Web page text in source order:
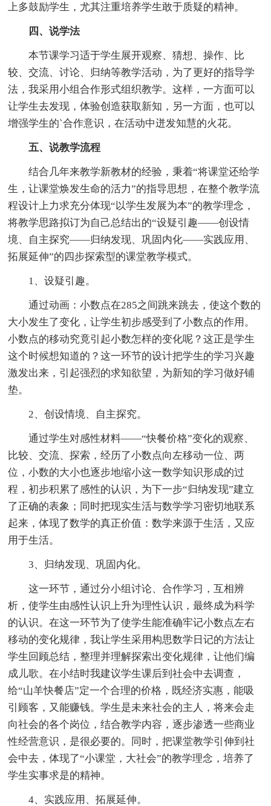
上多鼓励学生，尤其注重培养学生敢于质疑的精神。
四、说学法
本节课学习适于学生展开观察、猜想、操作、比
较、交流、讨论、归纳等教学活动，为了更好的指导学
法，我采用小组合作形式组织教学。这样，一方面可以
让学生去发现，体验创造获取新知，另一方面，也可以
增强学生的`合作意识，在活动中迸发知慧的火花。
五、说教学流程
结合几年来教学新教材的经验，秉着“将课堂还给学
生，让课堂焕发生命的活力”的指导思想，在整个教学流
程设计上力求充分体现“以学生发展为本”的教学理念，
将教学思路拟订为自己总结出的“设疑引趣——创设情
境、自主探究——归纳发现、巩固内化——实践应用、
拓展延伸”的四步探索型的课堂教学模式。
1、设疑引趣。
通过动画：小数点在285之间跳来跳去，使这个数的
大小发生了变化，让学生初步感受到了小数点的作用。
小数点的移动究竟引起小数怎样的变化呢？这正是学生
这个时候想知道的？这一环节的设计把学生的学习兴趣
激发出来，引起强烈的求知欲望，为新知的学习做好铺
垫。
2、创设情境、自主探究。
通过学生对感性材料——“快餐价格”变化的观察、
比较、交流、探索，经历了小数点向左移动一位、两
位，小数的大小也逐步地缩小这一数学知识形成的过
程，初步积累了感性的认识，为下一步“归纳发现”建立
了正确的表象；同时把现实生活与数学学习密切地联系
起来，体现了数学的真正价值：数学来源于生活，又应
用于生活。
3、归纳发现、巩固内化。
这一环节，通过分小组讨论、合作学习，互相辨
析，使学生由感性认识上升为理性认识，最终成为科学
的认识。在这一环节为了使学生能准确牢记小数点左右
移动的变化规律，我让学生采用构思数学日记的方法让
学生回顾总结，整理并理解探索出变化规律，让他们编
成儿歌。在小结时我建议学生课后到社会中去调查，
给“山羊快餐店”定一个合理的价格，既经济实惠，能吸
引顾客，又能赚钱。学生是未来社会的主人，将来会走
向社会的各个岗位，结合教学内容，逐步渗透一些商业
性经营意识，是很必要的。同时，把课堂教学引伸到社
会中去，体现了“小课堂，大社会”的教学理念，培养了
学生实事求是的精神。
4、实践应用、拓展延伸。